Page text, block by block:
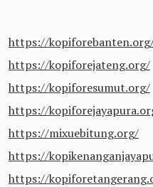
https://
https://kopiforejateng.org/
https://kopiforesumut.org/
https://
https://mixuebitung.org/
https://
https://